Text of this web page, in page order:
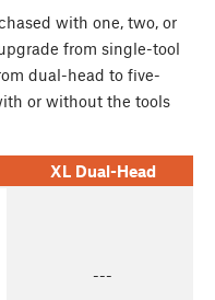
with one, two, or
from single-tool
dual-head to five-
or without the tools
XL Dual-Head
---